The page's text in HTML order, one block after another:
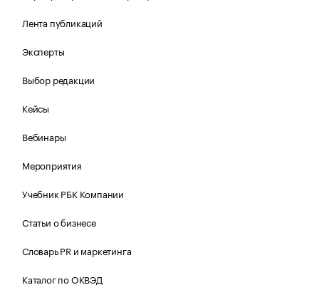
Лента публикаций
Эксперты
Выбор редакции
Кейсы
Вебинары
Мероприятия
Учебник РБК Компании
Статьи о бизнесе
Словарь PR и маркетинга
Каталог по ОКВЭД